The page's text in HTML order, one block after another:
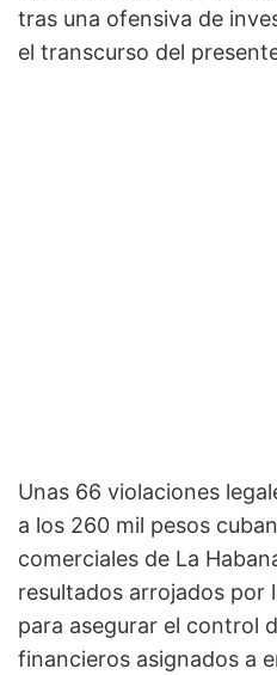
tras una ofensiva de
el transcurso del
Unas 66 violaciones
a los 260 mil pesos
comerciales de La
resultados arrojados por
para asegurar el control
financieros asignados a